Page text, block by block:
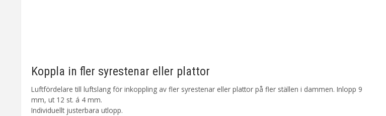
Koppla in fler syrestenar eller plattor
Luftfördelare till luftslang för inkoppling av fler syrestenar eller plattor på fler ställen i dammen. Inlopp 9
mm, ut 12 st. á 4 mm.
Individuellt justerbara utlopp.